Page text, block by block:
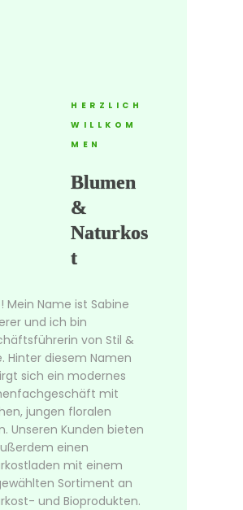
HERZLICH
WILLKOM
MEN
Blumen
&
Naturkos
t
Mein Name ist Sabine
und ich bin
von Stil &
Hinter diesem Namen
sich ein modernes
mit
jungen floralen
Unseren Kunden bieten
einen
mit einem
Sortiment an
und Bioprodukten.